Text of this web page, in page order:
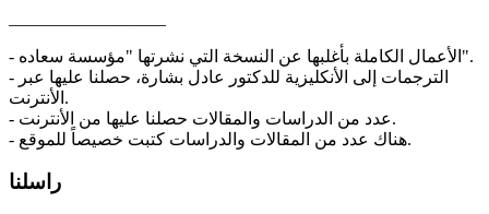
- الأعمال الكاملة بأغلبها عن النسخة التي نشرتها "مؤسسة سعاده".
- الترجمات إلى الأنكليزية للدكتور عادل بشارة، حصلنا عليها عبر
الأنترنت.
- عدد من الدراسات والمقالات حصلنا عليها من الأنترنت.
- هناك عدد من المقالات والدراسات كتبت خصيصاً للموقع.
راسلنا